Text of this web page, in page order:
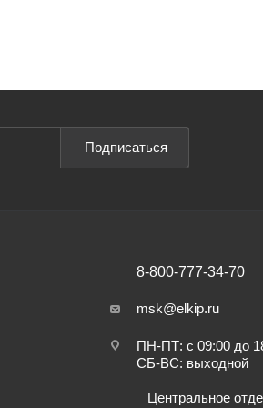
Подписаться
8-800-777-34-70
msk@elkip.ru
ПН-ПТ: с 09:00 до
СБ-ВС: выходной
Центральное